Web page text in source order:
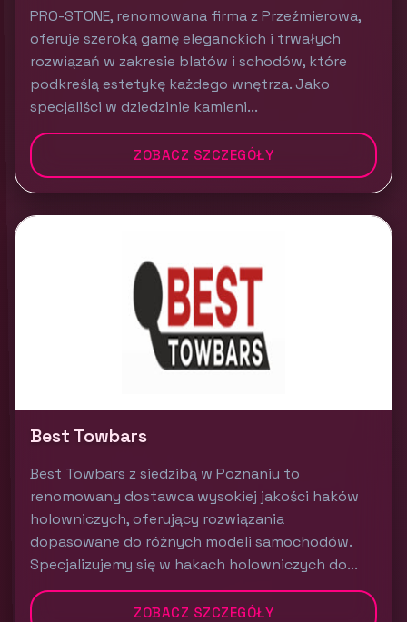
PRO-STONE, renomowana firma z Przeźmierowa,
oferuje szeroką gamę eleganckich i trwałych
rozwiązań w zakresie blatów i schodów, które
podkreślą estetykę każdego wnętrza. Jako
specjaliści w dziedzinie kamieni...
ZOBACZ SZCZEGÓŁY
Best Towbars
Best Towbars z siedzibą w Poznaniu to
renomowany dostawca wysokiej jakości haków
holowniczych, oferujący rozwiązania
dopasowane do różnych modeli samochodów.
Specjalizujemy się w hakach holowniczych do...
ZOBACZ SZCZEGÓŁY